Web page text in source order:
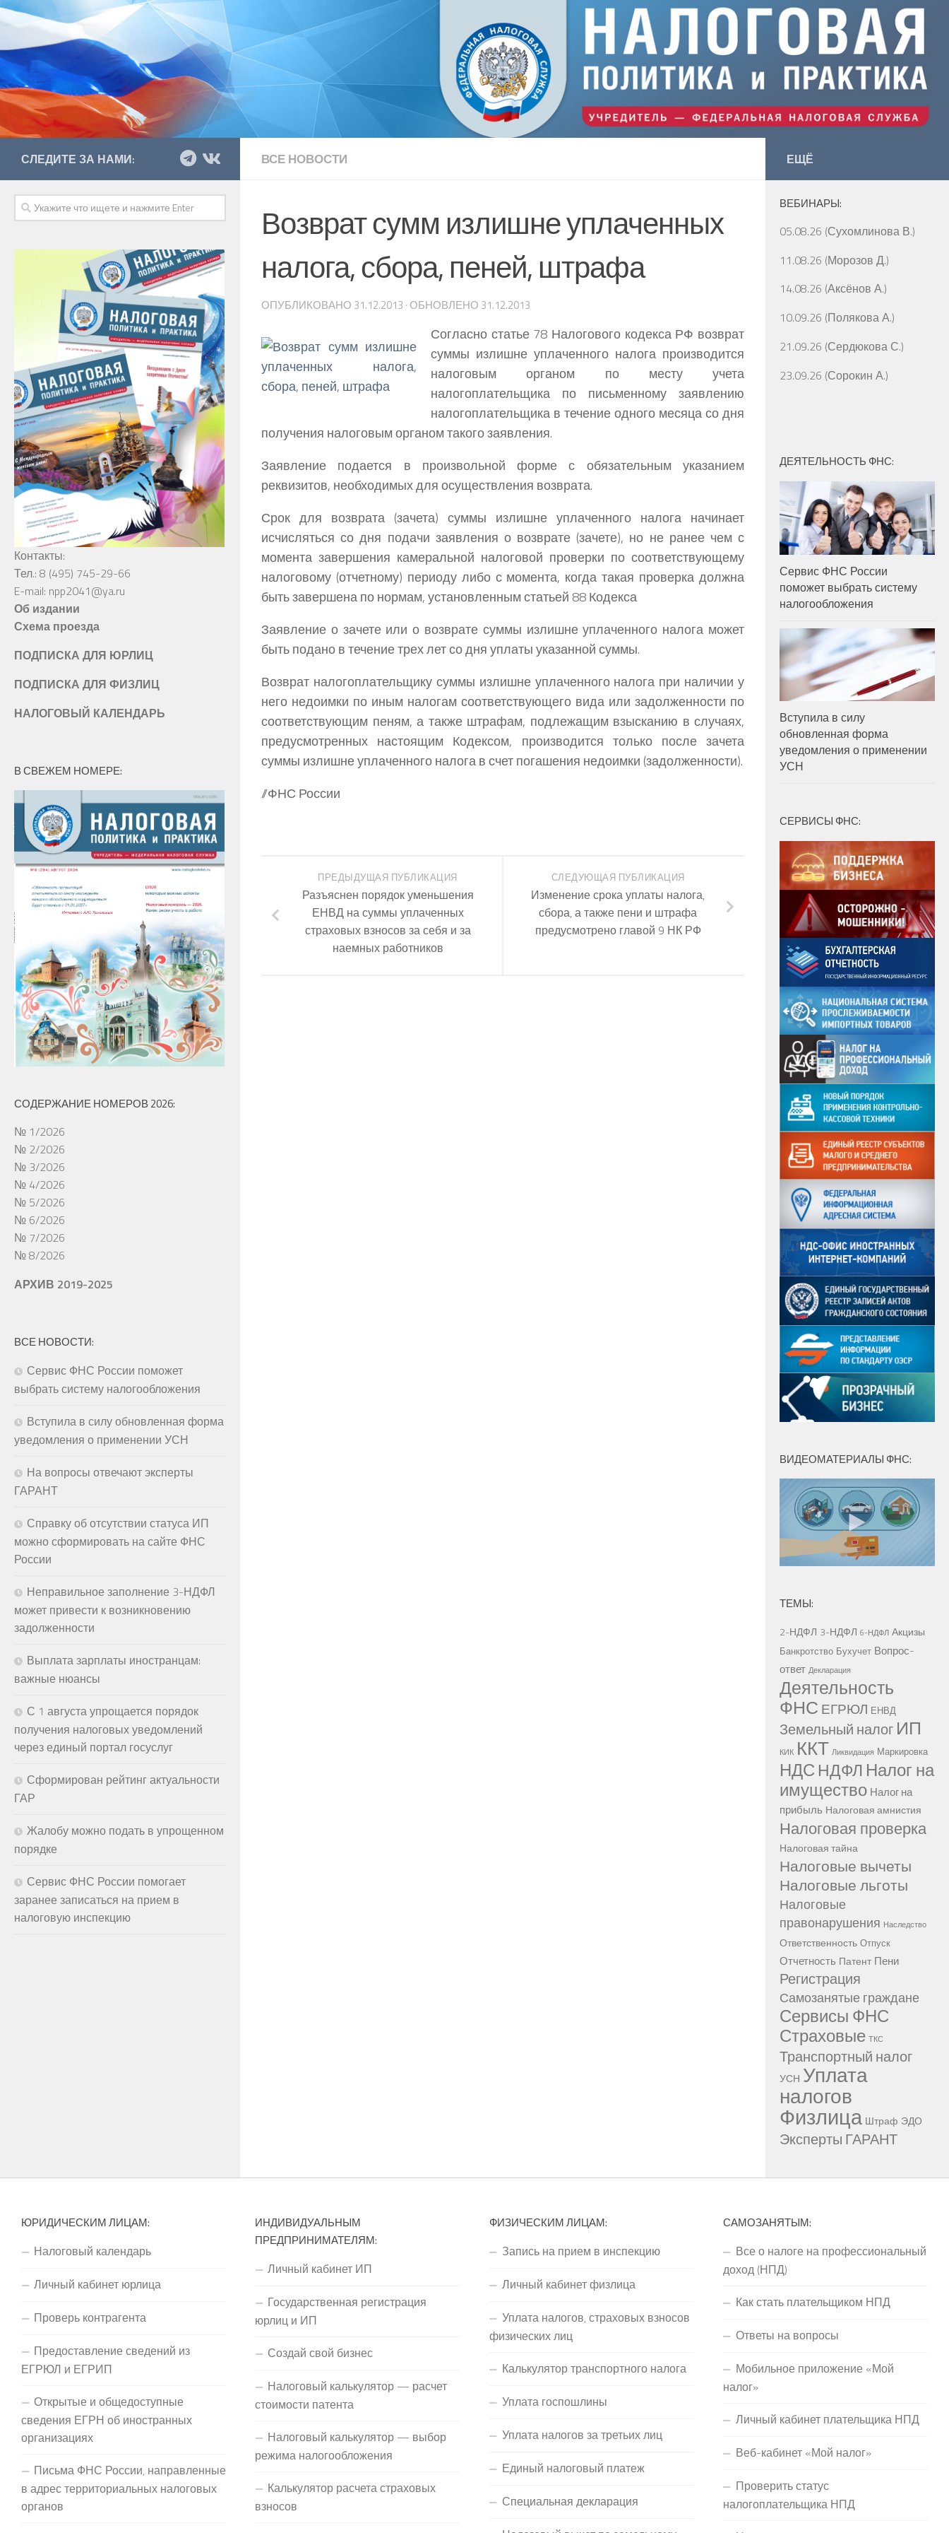
ВСЕ НОВОСТИ
Возврат сумм излишне уплаченных
налога, сбора, пеней, штрафа
ОПУБЛИКОВАНО 31.12.2013 · ОБНОВЛЕНО 31.12.2013
Согласно статье 78 Налогового кодекса РФ возврат
суммы излишне уплаченного налога производится
налоговым органом по месту учета
налогоплательщика по письменному заявлению
налогоплательщика в течение одного месяца со дня
получения налоговым органом такого заявления.
Заявление подается в произвольной форме с обязательным указанием
реквизитов, необходимых для осуществления возврата.
Срок для возврата (зачета) суммы излишне уплаченного налога начинает
исчисляться со дня подачи заявления о возврате (зачете), но не ранее чем с
момента завершения камеральной налоговой проверки по соответствующему
налоговому (отчетному) периоду либо с момента, когда такая проверка должна
быть завершена по нормам, установленным статьей 88 Кодекса
Заявление о зачете или о возврате суммы излишне уплаченного налога может
быть подано в течение трех лет со дня уплаты указанной суммы.
Возврат налогоплательщику суммы излишне уплаченного налога при наличии у
него недоимки по иным налогам соответствующего вида или задолженности по
соответствующим пеням, а также штрафам, подлежащим взысканию в случаях,
предусмотренных настоящим Кодексом, производится только после зачета
суммы излишне уплаченного налога в счет погашения недоимки (задолженности).
//ФНС России
СЛЕДУЮЩАЯ ПУБЛИКАЦИЯ
Изменение срока уплаты налога,
сбора, а также пени и штрафа
предусмотрено главой 9 НК РФ
ПРЕДЫДУЩАЯ ПУБЛИКАЦИЯ
Разъяснен порядок уменьшения
ЕНВД на суммы уплаченных
страховых взносов за себя и за
наемных работников
СЛЕДИТЕ ЗА НАМИ:
Контакты:
Тел.: 8 (495) 745-29-66
E-mail: npp2041@ya.ru
Об издании
Схема проезда
ПОДПИСКА ДЛЯ ЮРЛИЦ
ПОДПИСКА ДЛЯ ФИЗЛИЦ
НАЛОГОВЫЙ КАЛЕНДАРЬ
В СВЕЖЕМ НОМЕРЕ:
СОДЕРЖАНИЕ НОМЕРОВ 2026:
№ 1/2026
№ 2/2026
№ 3/2026
№ 4/2026
№ 5/2026
№ 6/2026
№ 7/2026
№ 8/2026
АРХИВ 2019-2025
ВСЕ НОВОСТИ:
Сервис ФНС России поможет
выбрать систему налогообложения
Вступила в силу обновленная форма
уведомления о применении УСН
На вопросы отвечают эксперты
ГАРАНТ
Справку об отсутствии статуса ИП
можно сформировать на сайте ФНС
России
Неправильное заполнение 3-НДФЛ
может привести к возникновению
задолженности
Выплата зарплаты иностранцам:
важные нюансы
С 1 августа упрощается порядок
получения налоговых уведомлений
через единый портал госуслуг
Сформирован рейтинг актуальности
ГАР
Жалобу можно подать в упрощенном
порядке
Сервис ФНС России помогает
заранее записаться на прием в
налоговую инспекцию
ЕЩЁ
ВЕБИНАРЫ:
05.08.26 (Сухомлинова В.)
11.08.26 (Морозов Д.)
14.08.26 (Аксёнов А.)
10.09.26 (Полякова А.)
21.09.26 (Сердюкова С.)
23.09.26 (Сорокин А.)
ДЕЯТЕЛЬНОСТЬ ФНС:
Сервис ФНС России
поможет выбрать систему
налогообложения
Вступила в силу
обновленная форма
уведомления о применении
УСН
СЕРВИСЫ ФНС:
ВИДЕОМАТЕРИАЛЫ ФНС:
ТЕМЫ:
2-НДФЛ 3-НДФЛ 6-НДФЛ Акцизы
Банкротство Бухучет Вопрос-
ответ Декларация
Деятельность
ФНС ЕГРЮЛ ЕНВД
Земельный налог ИП
КИК ККТ Ликвидация Маркировка
НДС НДФЛ Налог на
имущество Налог на
прибыль Налоговая амнистия
Налоговая проверка
Налоговая тайна
Налоговые вычеты
Налоговые льготы
Налоговые
правонарушения Наследство
Ответственность Отпуск
Отчетность Патент Пени
Регистрация
Самозанятые граждане
Сервисы ФНС
Страховые ТКС
Транспортный налог
УСН Уплата
налогов
Физлица Штраф ЭДО
Эксперты ГАРАНТ
ЮРИДИЧЕСКИМ ЛИЦАМ:
Налоговый календарь
Личный кабинет юрлица
Проверь контрагента
Предоставление сведений из
ЕГРЮЛ и ЕГРИП
Открытые и общедоступные
сведения ЕГРН об иностранных
организациях
Письма ФНС России, направленные
в адрес территориальных налоговых
органов
ИНДИВИДУАЛЬНЫМ
ПРЕДПРИНИМАТЕЛЯМ:
Личный кабинет ИП
Государственная регистрация
юрлиц и ИП
Создай свой бизнес
Налоговый калькулятор — расчет
стоимости патента
Налоговый калькулятор — выбор
режима налогообложения
Калькулятор расчета страховых
взносов
ФИЗИЧЕСКИМ ЛИЦАМ:
Запись на прием в инспекцию
Личный кабинет физлица
Уплата налогов, страховых взносов
физических лиц
Калькулятор транспортного налога
Уплата госпошлины
Уплата налогов за третьих лиц
Единый налоговый платеж
Специальная декларация
САМОЗАНЯТЫМ:
Все о налоге на профессиональный
доход (НПД)
Как стать плательщиком НПД
Ответы на вопросы
Мобильное приложение «Мой
налог»
Личный кабинет плательщика НПД
Веб-кабинет «Мой налог»
Проверить статус
налогоплательщика НПД